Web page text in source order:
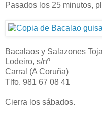
Pasados los 25 minutos,
Bacalaos y Salazones
Lodeiro, s/nº
Carral (A Coruña)
Tlfo. 981 67 08 41
Cierra los sábados.